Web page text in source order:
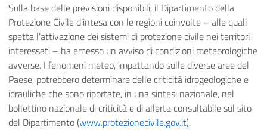
Sulla base delle previsioni disponibili, il Dipartimento della
Protezione Civile d’intesa con le regioni coinvolte – alle quali
spetta l’attivazione dei sistemi di protezione civile nei territori
interessati – ha emesso un avviso di condizioni meteorologiche
avverse. I fenomeni meteo, impattando sulle diverse aree del
Paese, potrebbero determinare delle criticità idrogeologiche e
idrauliche che sono riportate, in una sintesi nazionale, nel
bollettino nazionale di criticità e di allerta consultabile sul sito
del Dipartimento (www.protezionecivile.gov.it).